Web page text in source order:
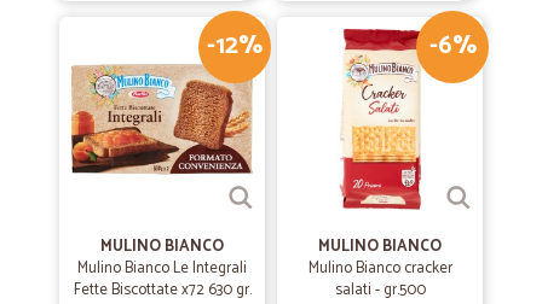
-12%
MULINO BIANCO
Mulino Bianco Le Integrali
Fette Biscottate x72 630 gr.
-6%
MULINO BIANCO
Mulino Bianco cracker
salati - gr.500